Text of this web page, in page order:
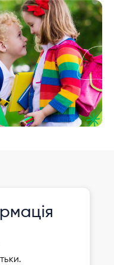
Зареєструвати
дитину